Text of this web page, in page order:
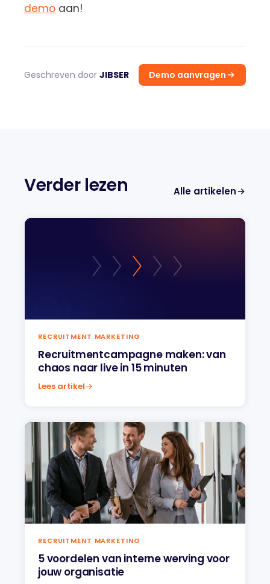
demo aan!
Geschreven door JIBSER Demo aanvragen
Verder lezen Alle artikelen
RECRUITMENT MARKETING
Recruitmentcampagne maken: van
chaos naar live in 15 minuten
Lees artikel
RECRUITMENT MARKETING
5 voordelen van interne werving voor
jouw organisatie